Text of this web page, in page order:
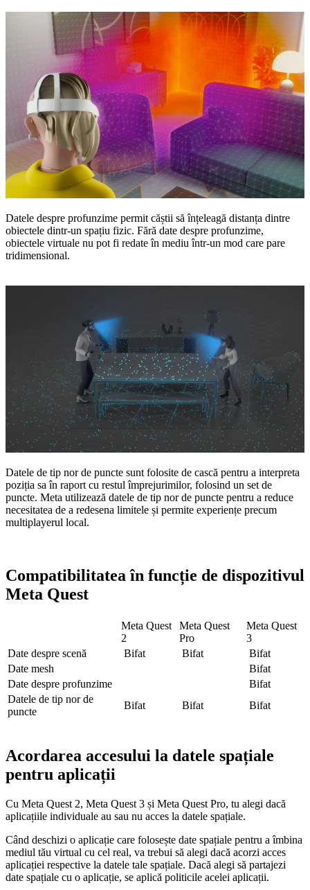
Datele despre profunzime permit căștii să înțeleagă distanța dintre
obiectele dintr-un spațiu fizic. Fără date despre profunzime,
obiectele virtuale nu pot fi redate în mediu într-un mod care pare
tridimensional.
Datele de tip nor de puncte sunt folosite de cască pentru a interpreta
poziția sa în raport cu restul împrejurimilor, folosind un set de
puncte. Meta utilizează datele de tip nor de puncte pentru a reduce
necesitatea de a redesena limitele și permite experiențe precum
multiplayerul local.
Compatibilitatea în funcție de dispozitivul
Meta Quest
Meta Quest
2
Meta Quest
Pro
Meta Quest
3
Date despre scenă
Bifat Bifat
Bifat
Date mesh
Bifat
Date despre profunzime
Bifat
Datele de tip nor de
puncte
Bifat Bifat Bifat
Acordarea accesului la datele spațiale
pentru aplicații
Cu Meta Quest 2, Meta Quest 3 și Meta Quest Pro, tu alegi dacă
aplicațiile individuale au sau nu acces la datele spațiale.
Când deschizi o aplicație care folosește date spațiale pentru a îmbina
mediul tău virtual cu cel real, va trebui să alegi dacă acorzi acces
aplicației respective la datele tale spațiale. Dacă alegi să partajezi
date spațiale cu o aplicație, se aplică politicile acelei aplicații.